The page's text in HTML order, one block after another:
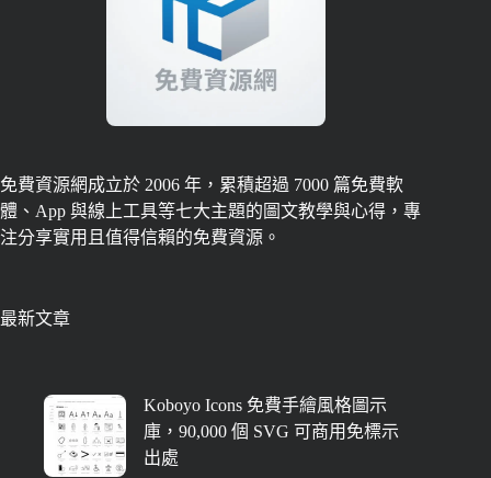
免費資源網成立於 2006 年，累積超過 7000 篇免費軟
體、App 與線上工具等七大主題的圖文教學與心得，專
注分享實用且值得信賴的免費資源。
最新文章
Koboyo Icons 免費手繪風格圖示
庫，90,000 個 SVG 可商用免標示
出處